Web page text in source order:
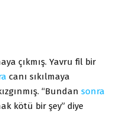
çıkmış. Yavru fil bir
canı sıkılmaya
“Bundan sonra
kötü bir şey” diye